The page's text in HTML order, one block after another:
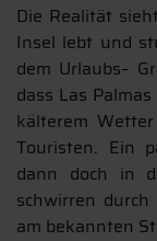
Die Realität
Insel lebt und
dem Urlaubs–
dass Las
kälterem
Touristen. Ein
dann doch in
schwirren
am bekannten